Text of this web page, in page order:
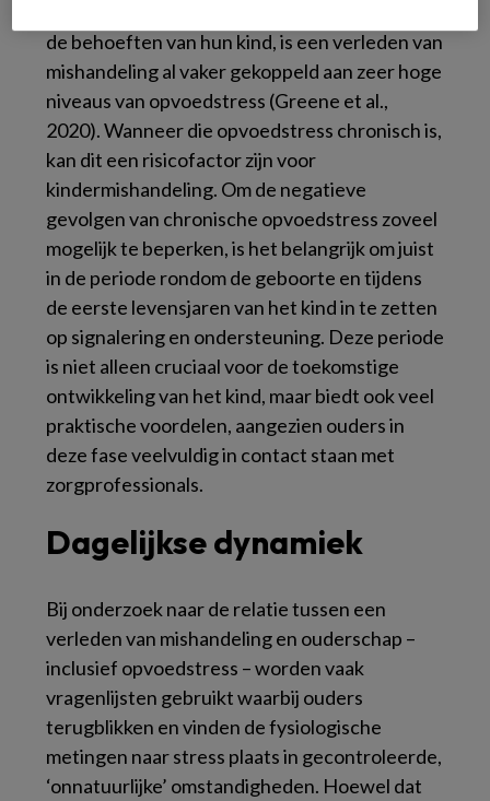
de behoeften van hun kind, is een verleden van
mishandeling al vaker gekoppeld aan zeer hoge
niveaus van opvoedstress (Greene et al.,
2020). Wanneer die opvoedstress chronisch is,
kan dit een risicofactor zijn voor
kindermishandeling. Om de negatieve
gevolgen van chronische opvoedstress zoveel
mogelijk te beperken, is het belangrijk om juist
in de periode rondom de geboorte en tijdens
de eerste levensjaren van het kind in te zetten
op signalering en ondersteuning. Deze periode
is niet alleen cruciaal voor de toekomstige
ontwikkeling van het kind, maar biedt ook veel
praktische voordelen, aangezien ouders in
deze fase veelvuldig in contact staan met
zorgprofessionals.
Dagelijkse dynamiek
Bij onderzoek naar de relatie tussen een
verleden van mishandeling en ouderschap –
inclusief opvoedstress – worden vaak
vragenlijsten gebruikt waarbij ouders
terugblikken en vinden de fysiologische
metingen naar stress plaats in gecontroleerde,
‘onnatuurlijke’ omstandigheden. Hoewel dat